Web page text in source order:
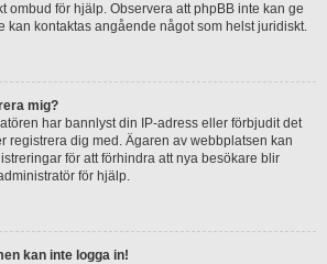
ombud för hjälp. Observera att phpBB inte kan ge
kan kontaktas angående något som helst juridiskt.
mig?
har bannlyst din IP-adress eller förbjudit det
registrera dig med. Ägaren av webbplatsen kan
för att förhindra att nya besökare blir
för hjälp.
kan inte logga in!